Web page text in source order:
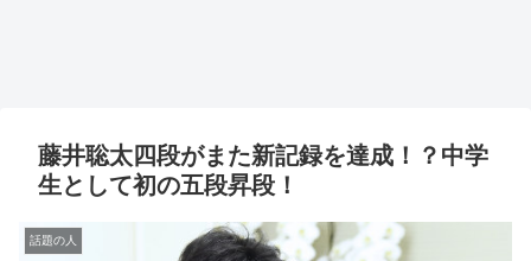
藤井聡太四段がまた新記録を達成！？中学
生として初の五段昇段！
話題の人